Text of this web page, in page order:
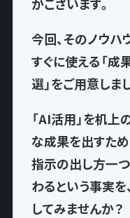
今回、そのノウハ
すぐに使える「
選」をご用意しま
「AI活用」を机上
な成果を出すため
指示の出し方一
わるという事実
してみませんか？